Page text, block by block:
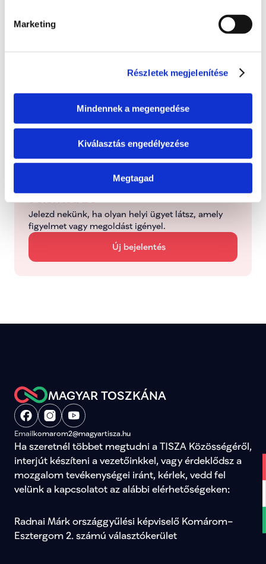
Marketing
Részletek megjelenítése
Mindennek a megengedése
Kiválasztás engedélyezése
Megtagad
2026. június 24., szerda
Folyamatban
Kezelve
Jelentsd be
Jelezd nekünk, ha olyan helyi ügyet látsz, amely
figyelmet vagy megoldást igényel.
Új bejelentés
MAGYAR TOSZKÁNA
Emailkomarom2@magyartisza.hu
Ha szeretnél többet megtudni a TISZA Közösségéről,
interjút készíteni a vezetőinkkel, vagy érdeklődsz a
mozgalom tevékenységei iránt, kérlek, vedd fel
velünk a kapcsolatot az alábbi elérhetőségeken:
Radnai Márk országgyűlési képviselő Komárom–
Esztergom 2. számú választókerület